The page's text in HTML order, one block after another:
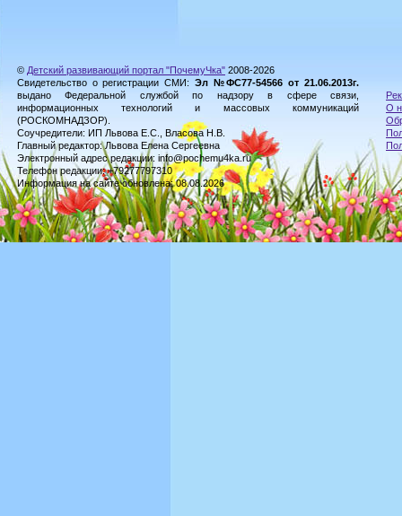
© Детский развивающий портал "ПочемуЧка" 2008-2026
Свидетельство о регистрации СМИ: Эл №ФС77-54566 от 21.06.2013г.
выдано Федеральной службой по надзору в сфере связи,
информационных технологий и массовых коммуникаций
(РОСКОМНАДЗОР).
Соучредители: ИП Львова Е.С., Власова Н.В.
Главный редактор: Львова Елена Сергеевна
Электронный адрес редакции: info@pochemu4ka.ru
Телефон редакции: +79277797310
Информация на сайте обновлена: 08.08.2026
О